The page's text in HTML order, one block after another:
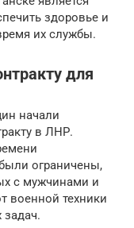
здоровье и
их службы.
для
начали
в ЛНР.
ограничены,
с мужчинами и
военной техники